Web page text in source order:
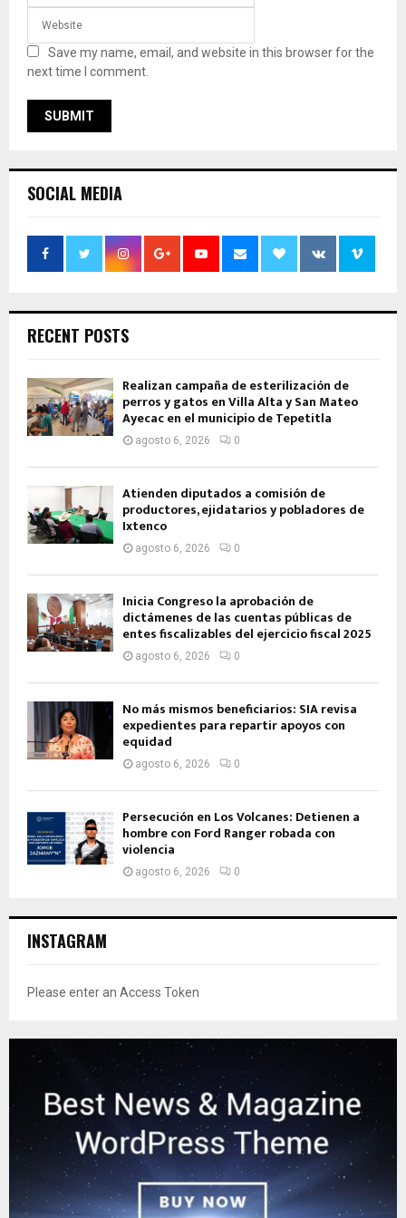
Save my name, email, and website in this browser for the
next time I comment.
SOCIAL MEDIA
RECENT POSTS
Realizan campaña de esterilización de
perros y gatos en Villa Alta y San Mateo
Ayecac en el municipio de Tepetitla
agosto 6, 2026 0
Atienden diputados a comisión de
productores, ejidatarios y pobladores de
Ixtenco
agosto 6, 2026 0
Inicia Congreso la aprobación de
dictámenes de las cuentas públicas de
entes fiscalizables del ejercicio fiscal 2025
agosto 6, 2026 0
No más mismos beneficiarios: SIA revisa
expedientes para repartir apoyos con
equidad
agosto 6, 2026 0
Persecución en Los Volcanes: Detienen a
hombre con Ford Ranger robada con
violencia
agosto 6, 2026 0
INSTAGRAM
Please enter an Access Token